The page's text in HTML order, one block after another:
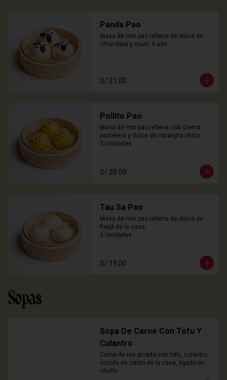
Panda Pao
Masa de min pao rellena de dulce de
chocolate y maní, 3 uds.
S/ 21.00
Pollito Pao
Masa de min pao rellena con crema
pastelera y dulce de naranjita china.
3 Unidades
S/ 20.00
Tau Sa Pao
Masa de min pao rellena de dulce de
frejol de la casa.
3 Unidades
S/ 19.00
Sopas
Sopa De Carne Con Tofu Y
Culantro
Carne de res picada con tofu, culantro,
cocida en caldo de la casa, ligado en
chuño.